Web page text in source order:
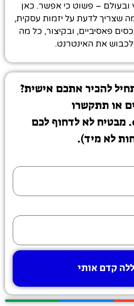
ובעולם – פשוט כי אפשר. כאן
שצריך לדעת על יזמות עסקית,
נכסים פאסיביים, ובקיצור, כל מה
לכבוש את האינטרנט.
להכיר אתכם אישית?
או תתקשרו
ל-050-9595003. מבטיח לא לדחוף לכם
לא מיד).
קדם אותי